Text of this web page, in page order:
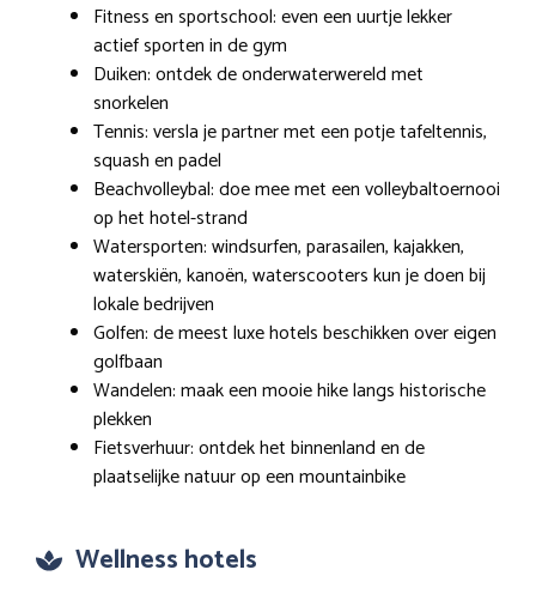
Fitness en sportschool: even een uurtje lekker
actief sporten in de gym
Duiken: ontdek de onderwaterwereld met
snorkelen
Tennis: versla je partner met een potje tafeltennis,
squash en padel
Beachvolleybal: doe mee met een volleybaltoernooi
op het hotel-strand
Watersporten: windsurfen, parasailen, kajakken,
waterskiën, kanoën, waterscooters kun je doen bij
lokale bedrijven
Golfen: de meest luxe hotels beschikken over eigen
golfbaan
Wandelen: maak een mooie hike langs historische
plekken
Fietsverhuur: ontdek het binnenland en de
plaatselijke natuur op een mountainbike
Wellness hotels